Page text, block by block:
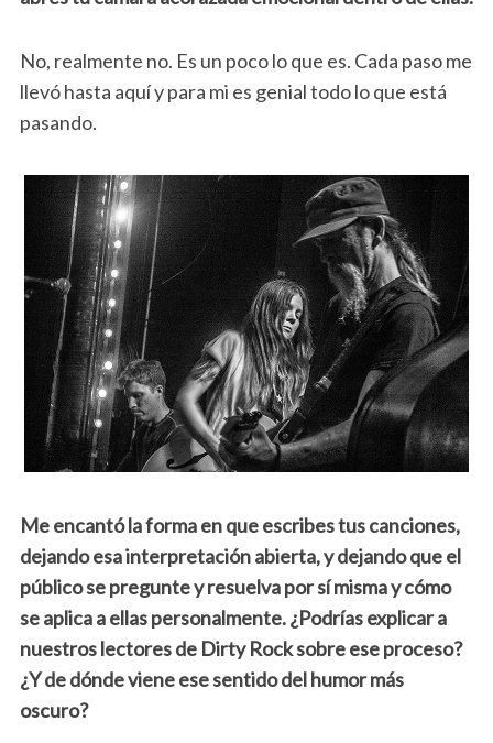
No, realmente no. Es un poco lo que es. Cada paso me
llevó hasta aquí y para mi es genial todo lo que está
pasando.
Me encantó la forma en que escribes tus canciones,
dejando esa interpretación abierta, y dejando que el
públicose pregunte y resuelva por sí misma y cómo
se aplica a ellas personalmente. ¿Podrías explicar a
nuestros lectores de Dirty Rock sobre ese proceso?
¿Y de dónde viene ese sentido del humor más
oscuro?